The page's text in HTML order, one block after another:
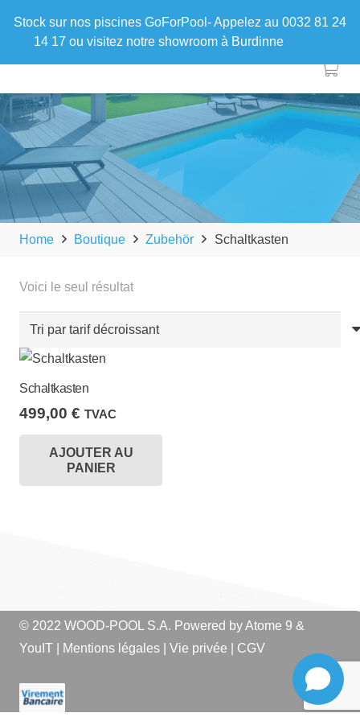
Stock sur nos piscines GoForPool- Appelez au 0032 81 24
14 17 ou visitez notre showroom à Burdinne
Home Boutique Zubehör Schaltkasten
Voici le seul résultat
Schaltkasten
499,00 € TVAC
AJOUTER AU
PANIER
© 2022 WOOD-POOL S.A. Powered byAtome 9 &
YouIT
Mentions légales Vie privée CGV